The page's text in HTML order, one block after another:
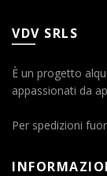
VDV SRLS
È un progetto
appassionati da
Per spedizioni